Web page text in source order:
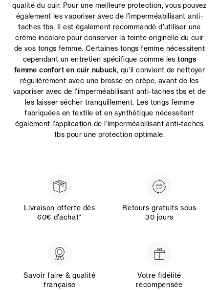
qualité du cuir. Pour une meilleure protection, vous pouvez
également les vaporiser avec de l’imperméabilisant anti-
taches tbs. Il est également recommandé d’utiliser une
crème incolore pour conserver la teinte originelle du cuir
de vos tongs femme. Certaines tongs femme nécessitent
cependant un entretien spécifique comme lestongs
femme confort en cuir nubuck, qu’il convient de nettoyer
régulièrement avec une brosse en crêpe, avant de les
vaporiser avec de l’imperméabilisant anti-taches tbs et de
les laisser sécher tranquillement. Les tongs femme
fabriquées en textile et en synthétique nécessitent
également l’application de l’imperméabilisant anti-taches
tbs pour une protection optimale.
Livraison offerte dès
60€ d’achat*
Retours gratuits sous
30 jours
Savoir faire & qualité
française
Votre fidélité
récompensée